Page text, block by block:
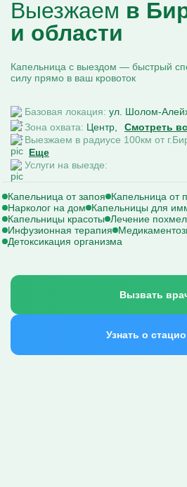
Выезжаем в
и области
Капельница с выездом — быстрый
силу прямо в ваш кровоток
Базовая локация: ул. Шолом-
Зона охвата: Центр
Смотреть
Выезжаем в радиусе 100км от
Еще
Услуги на выезде:
Капельница от запоя Капельница от
Нарколог на дом
Капельницы для
Капельницы красоты Лечение
Инфузионная терапия
Детоксикация организма
Вызвать
Узнать о